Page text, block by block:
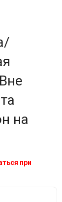
на
при